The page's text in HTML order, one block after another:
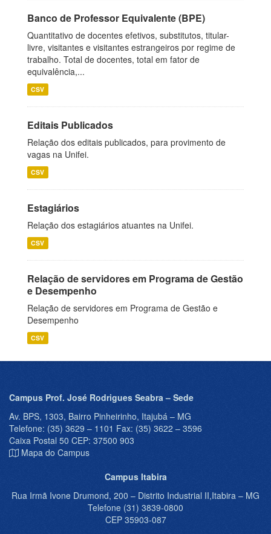
Banco de Professor Equivalente (BPE)
Quantitativo de docentes efetivos, substitutos, titular-
livre, visitantes e visitantes estrangeiros por regime de
trabalho. Total de docentes, total em fator de
equivalência,...
CSV
Editais Publicados
Relação dos editais publicados, para provimento de
vagas na Unifei.
CSV
Estagiários
Relação dos estagiários atuantes na Unifei.
CSV
Relação de servidores em Programa de Gestão
e Desempenho
Relação de servidores em Programa de Gestão e
Desempenho
CSV
Campus Prof. José Rodrigues Seabra – Sede
Av. BPS, 1303, Bairro Pinheirinho, Itajubá – MG
Telefone: (35) 3629 – 1101 Fax: (35) 3622 – 3596
Caixa Postal 50 CEP: 37500 903
Mapa do Campus
Campus Itabira
Rua Irmã Ivone Drumond, 200 – Distrito Industrial II,Itabira – MG
Telefone (31) 3839-0800
CEP 35903-087